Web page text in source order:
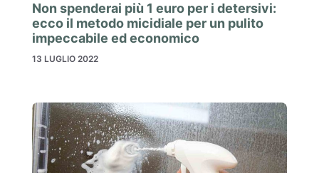
Non spenderai più 1 euro per i detersivi:
ecco il metodo micidiale per un pulito
impeccabile ed economico
13 LUGLIO 2022